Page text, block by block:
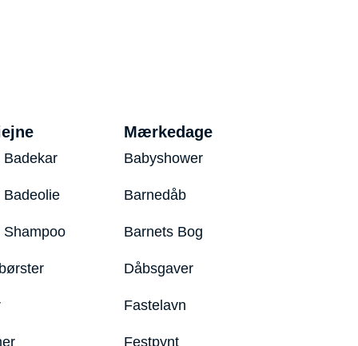
Badekar
Badeolie
Shampoo
Mærkedage
Babyshower
Barnedåb
Barnets Bog
Dåbsgaver
Fastelavn
Festpynt